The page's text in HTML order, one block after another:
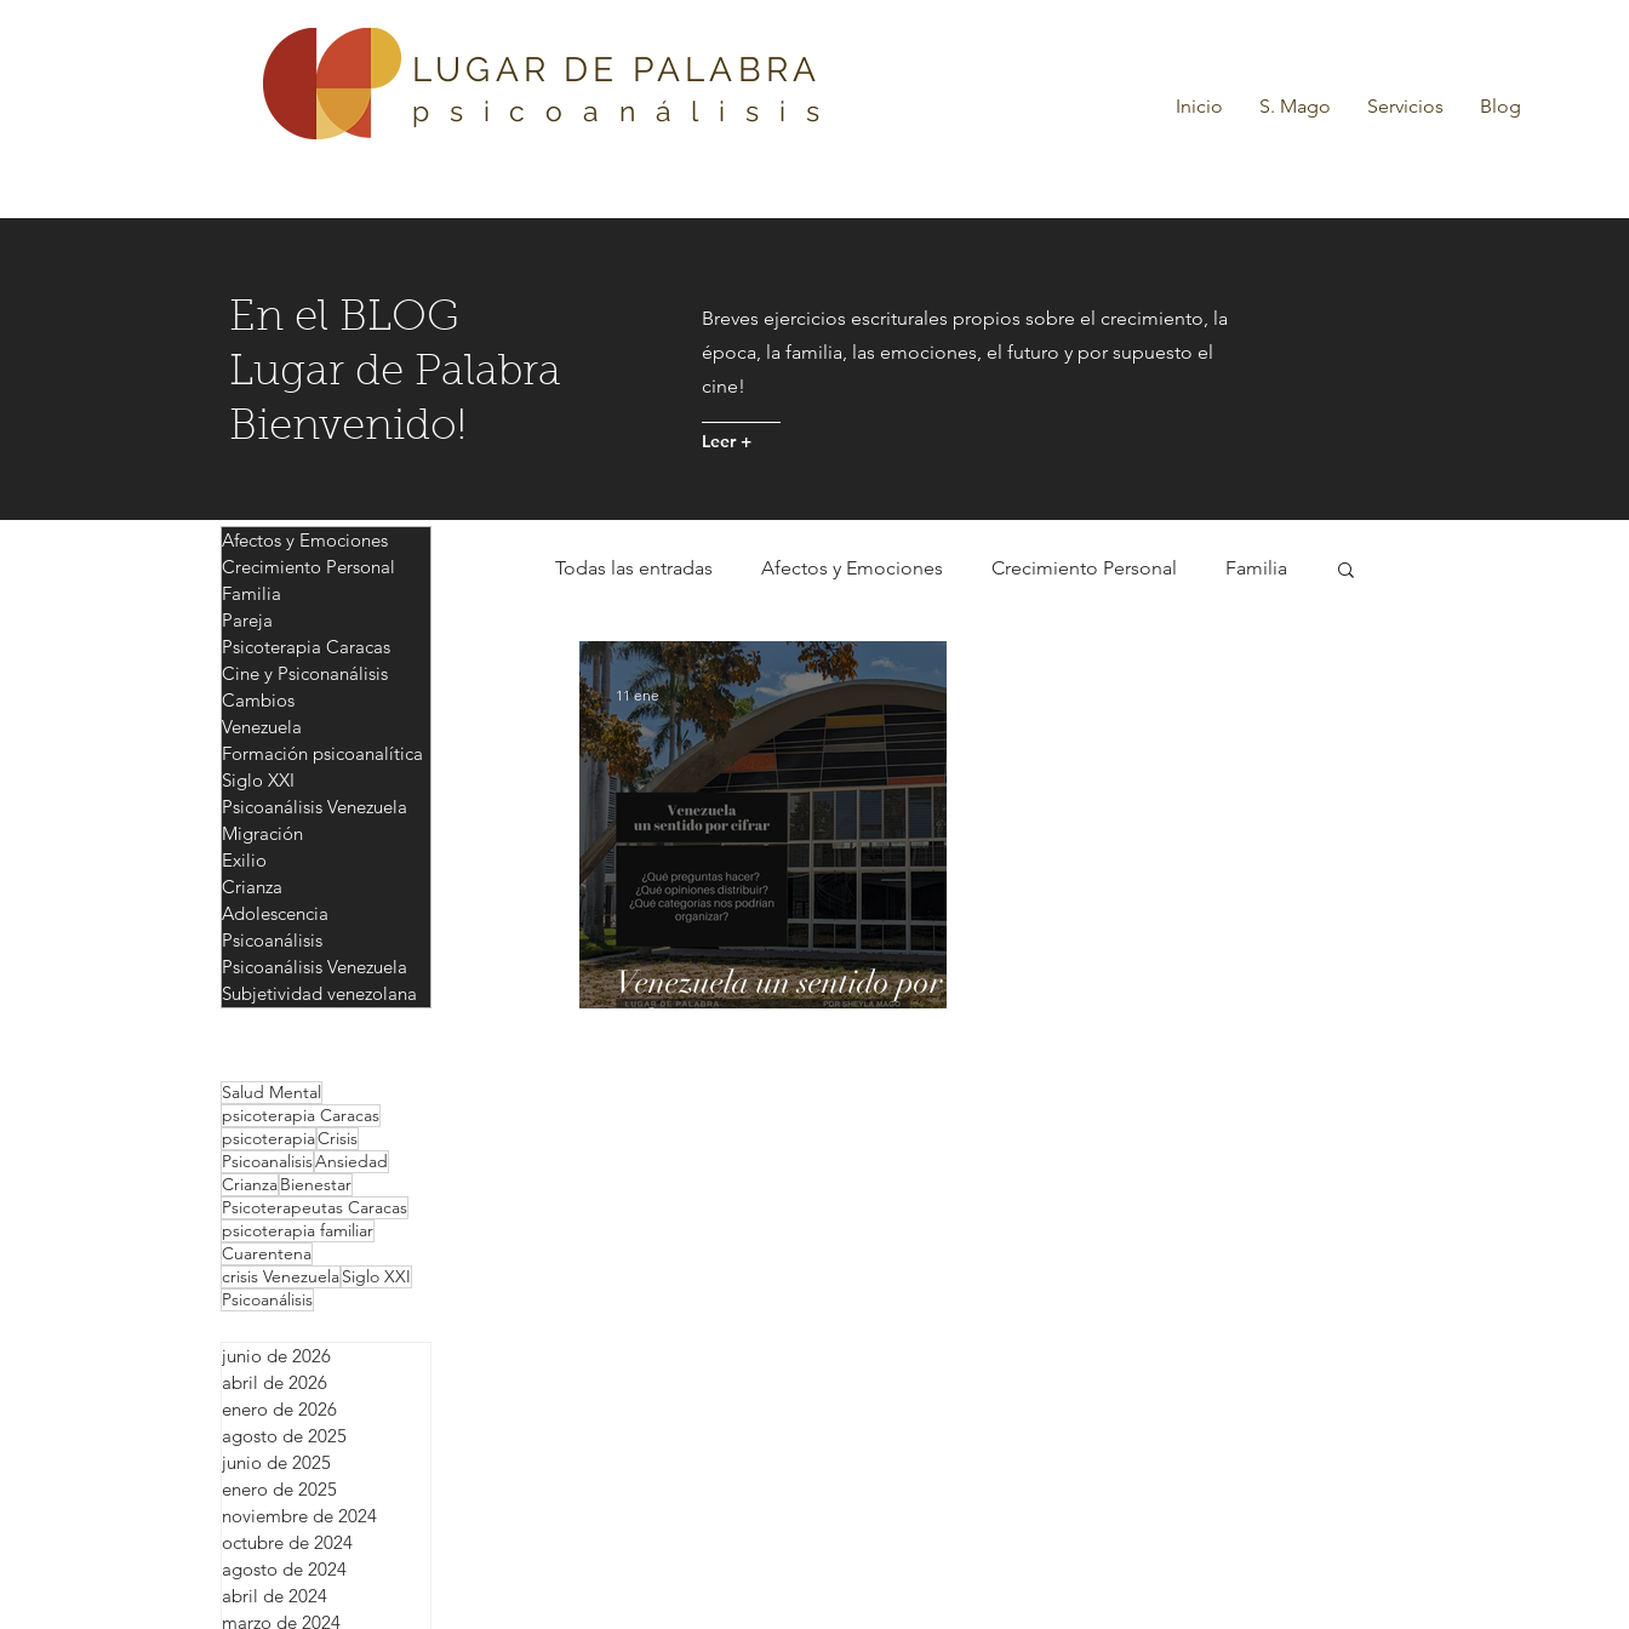
LUGAR DE PALABRA
psicoanálisis Inicio S. Mago Servicios Blog
En el BLOG
Lugar de Palabra
Bienvenido!
Breves ejercicios escriturales propios sobre el crecimiento, la
época, la familia, las emociones, el futuro y por supuesto el
cine!
Leer +
Afectos y Emociones
Crecimiento Personal
Familia
Pareja
Psicoterapia Caracas
Cine y Psiconanálisis
Cambios
Venezuela
Formación psicoanalítica
Siglo XXI
Psicoanálisis Venezuela
Migración
Exilio
Crianza
Adolescencia
Psicoanálisis
Psicoanálisis Venezuela
Subjetividad venezolana
Todas las entradas Afectos y Emociones Crecimiento Personal Familia
Pareja Psicoterapia Caracas
Venezuela Formación psicoanalítica
Psicoanálisis Venezuela Migración
Adolescencia Psicoanálisis Psicoanálisis Venezuela
Venezuela un sentido por
cifrar
11 ene
Salud Mental
psicoterapia Caracas
psicoterapiaCrisis
PsicoanalisisAnsiedad
CrianzaBienestar
Psicoterapeutas Caracas
psicoterapia familiar
Cuarentena
crisis VenezuelaSiglo XXI
Psicoanálisis
junio de 2026
abril de 2026
enero de 2026
agosto de 2025
junio de 2025
enero de 2025
noviembre de 2024
octubre de 2024
agosto de 2024
abril de 2024
marzo de 2024